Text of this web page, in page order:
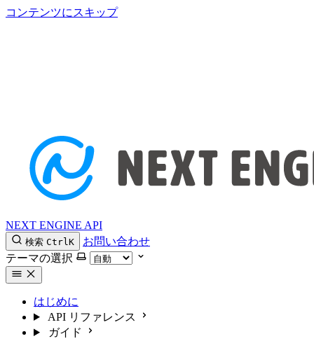
コンテンツにスキップ
NEXT ENGINE API
検索 CtrlK
お問い合わせ
テーマの選択
はじめに
API リファレンス
ガイド